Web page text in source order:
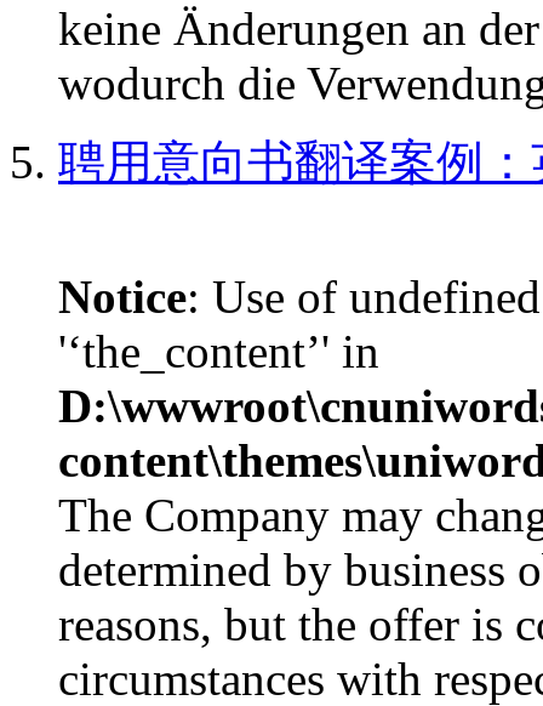
keine Änderungen an
wodurch die
聘用意向书翻译案例
Notice: Use of
'‘the_content’' in
The Company may
determined by business
reasons, but the offer is
circumstances with